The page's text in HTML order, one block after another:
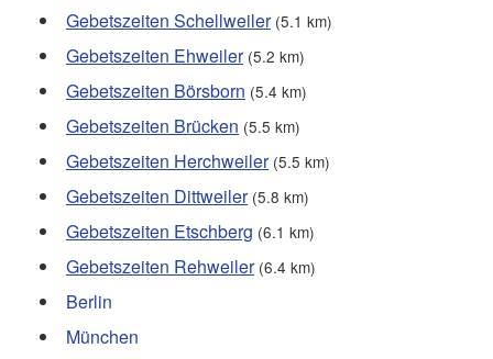
Gebetszeiten Schellweiler (5.1 km)
Gebetszeiten Ehweiler (5.2 km)
Gebetszeiten Börsborn (5.4 km)
Gebetszeiten Brücken (5.5 km)
Gebetszeiten Herchweiler (5.5 km)
Gebetszeiten Dittweiler (5.8 km)
Gebetszeiten Etschberg (6.1 km)
Gebetszeiten Rehweiler (6.4 km)
Berlin
München